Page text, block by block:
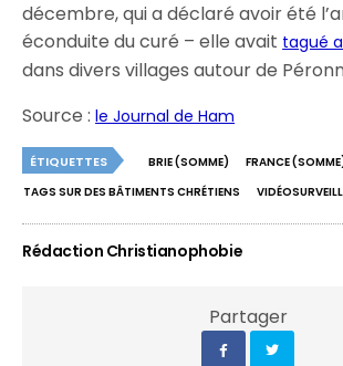
décembre, qui a déclaré avoir été
éconduite du curé – elle avait tagué
dans divers villages autour de
Source :le Journal de Ham
ÉTIQUETTES BRIE (SOMME)
FRANCE
TAGS SUR DES BÂTIMENTS CHRÉTIENS
Rédaction Christianophobie
Partager